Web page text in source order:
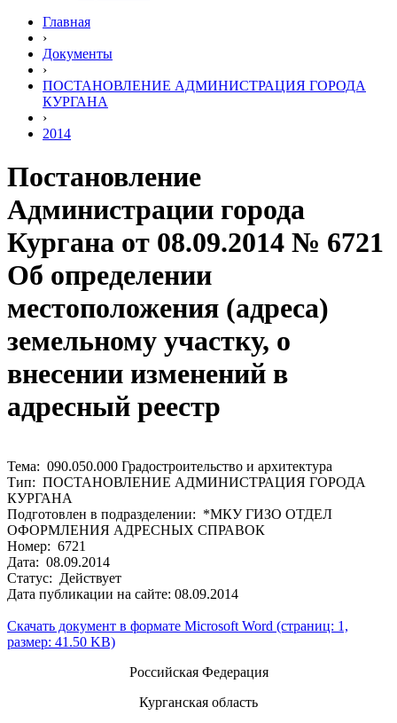
Главная
›
Документы
›
ПОСТАНОВЛЕНИЕ АДМИНИСТРАЦИЯ ГОРОДА
КУРГАНА
›
2014
Постановление
Администрации города
Кургана от 08.09.2014 № 6721
Об определении
местоположения (адреса)
земельному участку, о
внесении изменений в
адресный реестр
Тема: 090.050.000 Градостроительство и архитектура
Тип: ПОСТАНОВЛЕНИЕ АДМИНИСТРАЦИЯ ГОРОДА
КУРГАНА
Подготовлен в подразделении: *МКУ ГИЗО ОТДЕЛ
ОФОРМЛЕНИЯ АДРЕСНЫХ СПРАВОК
Номер: 6721
Дата: 08.09.2014
Статус: Действует
Дата публикации на сайте: 08.09.2014
Скачать документ в формате Microsoft Word (страниц: 1,
размер: 41.50 KB)
Российская Федерация
Курганская область